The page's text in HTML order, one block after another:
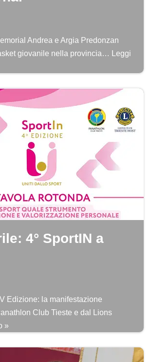
Andrea e Argia Predonzan
giovanile nella provincia…
Leggi
4° SportIN a
Edizione: la manifestazione
Club Tieste e dal Lions
»